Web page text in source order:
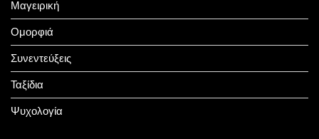
Μαγειρική
Ομορφιά
Συνεντεύξεις
Ταξίδια
Ψυχολογία